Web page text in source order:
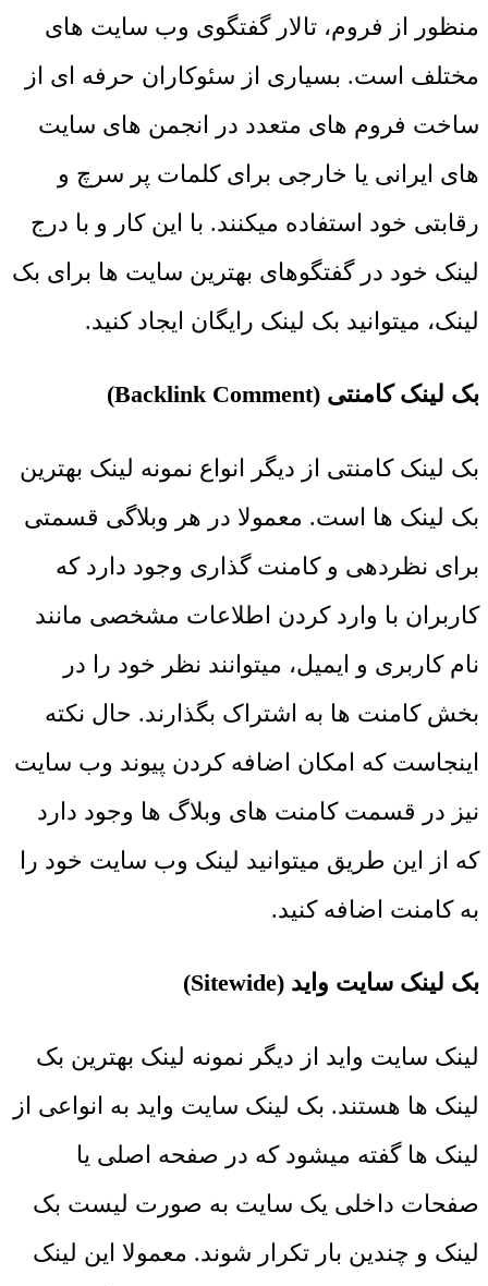
منظور از فروم، تالار گفتگوی وب سایت های
مختلف است. بسیاری از سئوکاران حرفه ای از
ساخت فروم های متعدد در انجمن های سایت
های ایرانی یا خارجی برای کلمات پر سرچ و
رقابتی خود استفاده میکنند. با این کار و با درج
لینک خود در گفتگوهای بهترین سایت ها برای بک
لینک، میتوانید بک لینک رایگان ایجاد کنید.
بک لینک کامنتی (Backlink Comment)
بک لینک کامنتی از دیگر انواع نمونه لینک بهترین
بک لینک ها است. معمولا در هر وبلاگی قسمتی
برای نظردهی و کامنت گذاری وجود دارد که
کاربران با وارد کردن اطلاعات مشخصی مانند
نام کاربری و ایمیل، میتوانند نظر خود را در
بخش کامنت ها به اشتراک بگذارند. حال نکته
اینجاست که امکان اضافه کردن پیوند وب سایت
نیز در قسمت کامنت های وبلاگ ها وجود دارد
که از این طریق میتوانید لینک وب سایت خود را
به کامنت اضافه کنید.
بک لینک سایت واید (Sitewide)
لینک سایت واید از دیگر نمونه لینک بهترین بک
لینک ها هستند. بک لینک سایت واید به انواعی از
لینک ها گفته میشود که در صفحه اصلی یا
صفحات داخلی یک سایت به صورت لیست بک
لینک و چندین بار تکرار شوند. معمولا این لینک